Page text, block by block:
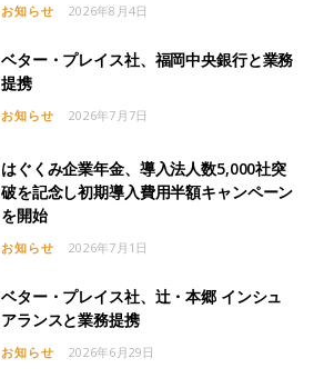
お知らせ 2026年8月4日
ベター・プレイス社、福岡中央銀行と業務
提携
お知らせ 2026年7月7日
はぐくみ企業年金、導入法人数5,000社突
破を記念し初期導入費用半額キャンペーン
を開始
お知らせ 2026年7月1日
ベター・プレイス社、辻・本郷 インシュ
アランスと業務提携
お知らせ 2026年6月29日